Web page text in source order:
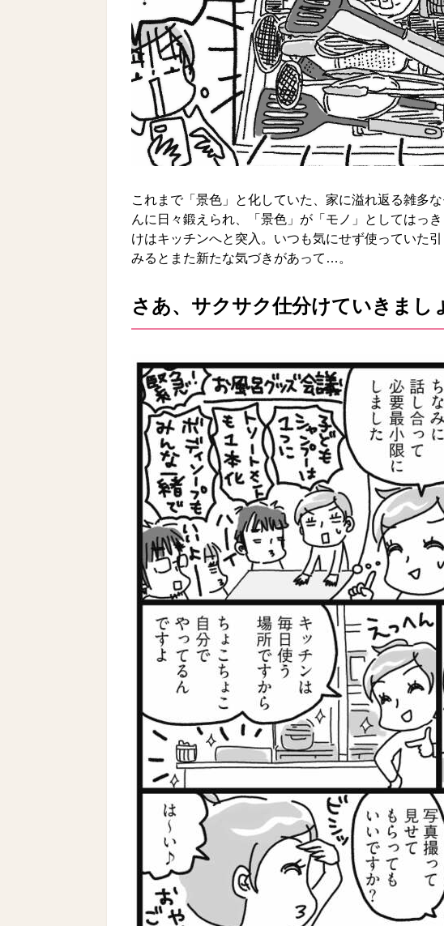
これまで「景色」と化していた、家に溢れ返る雑多
んに日々鍛えられ、「景色」が「モノ」としてはっ
けはキッチンへと突入。いつも気にせず使っていた
みるとまた新たな気づきがあって…。
さあ、サクサク仕分けていきまし